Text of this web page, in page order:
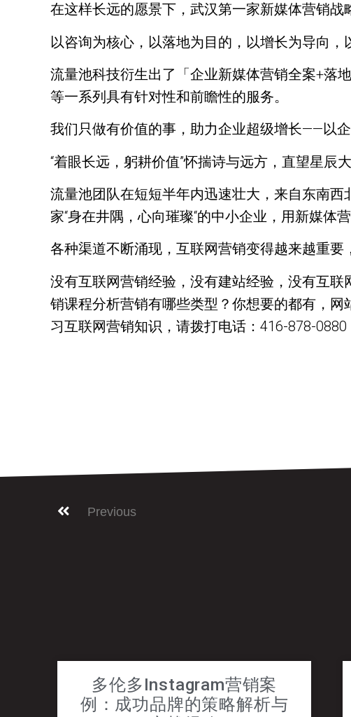
在这样长远的愿景下，武汉第一家新媒体营销
以咨询为核心，以落地为目的，以增长为导向，
流量池科技衍生出了「企业新媒体营销全案+落
等一系列具有针对性和前瞻性的服务。
我们只做有价值的事，助力企业超级增长——以
“着眼长远，躬耕价值”怀揣诗与远方，直望星辰大
流量池团队在短短半年内迅速壮大，来自东南
家“身在井隅，心向璀璨“的中小企业，用新媒体
各种渠道不断涌现，互联网营销变得越来越重要
没有互联网营销经验，没有建站经验，没有互
销课程分析营销有哪些类型？你想要的都有，
习互联网营销知识，请拨打电话：416-878-0880
Previous
多伦多Instagram营销案
例：成功品牌的策略解析与